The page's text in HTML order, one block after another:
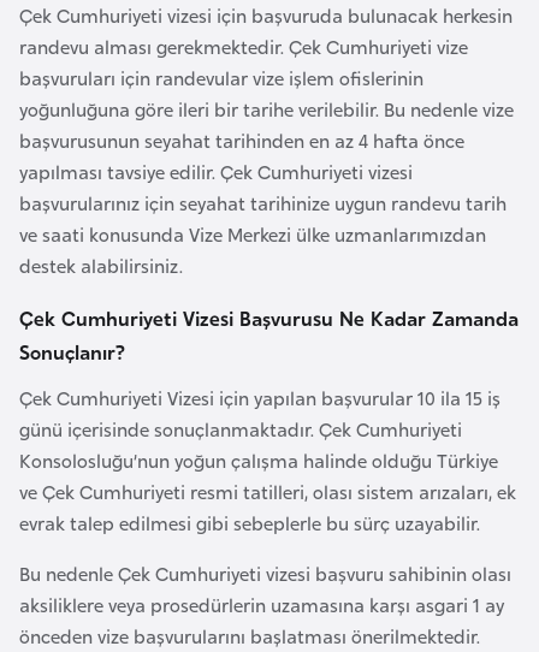
Çek Cumhuriyeti vizesi için başvuruda bulunacak herkesin
randevu alması gerekmektedir. Çek Cumhuriyeti vize
başvuruları için randevular vize işlem ofislerinin
yoğunluğuna göre ileri bir tarihe verilebilir. Bu nedenle vize
başvurusunun seyahat tarihinden en az 4 hafta önce
yapılması tavsiye edilir. Çek Cumhuriyeti vizesi
başvurularınız için seyahat tarihinize uygun randevu tarih
ve saati konusunda Vize Merkezi ülke uzmanlarımızdan
destek alabilirsiniz.
Çek Cumhuriyeti Vizesi Başvurusu Ne Kadar Zamanda
Sonuçlanır?
Çek Cumhuriyeti Vizesi için yapılan başvurular 10 ila 15 iş
günü içerisinde sonuçlanmaktadır. Çek Cumhuriyeti
Konsolosluğu’nun yoğun çalışma halinde olduğu Türkiye
ve Çek Cumhuriyeti resmi tatilleri, olası sistem arızaları, ek
evrak talep edilmesi gibi sebeplerle bu sürç uzayabilir.
Bu nedenle Çek Cumhuriyeti vizesi başvuru sahibinin olası
aksiliklere veya prosedürlerin uzamasına karşı asgari 1 ay
önceden vize başvurularını başlatması önerilmektedir.
B
u
l
g
a
r
i
s
t
a
B
u
r
k
i
n
a
F